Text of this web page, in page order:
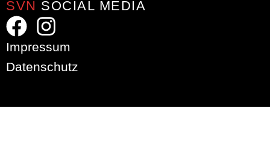
SVN SOCIAL MEDIA
Impressum
Datenschutz